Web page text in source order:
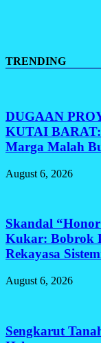
TRENDING
DUGAAN
KUTAI BARAT:
Marga Malah
August 6, 2026
Skandal
Kukar: Bobrok
Rekayasa
August 6, 2026
Sengkarut